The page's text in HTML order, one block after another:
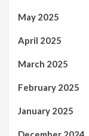
May 2025
April 2025
March 2025
February 2025
January 2025